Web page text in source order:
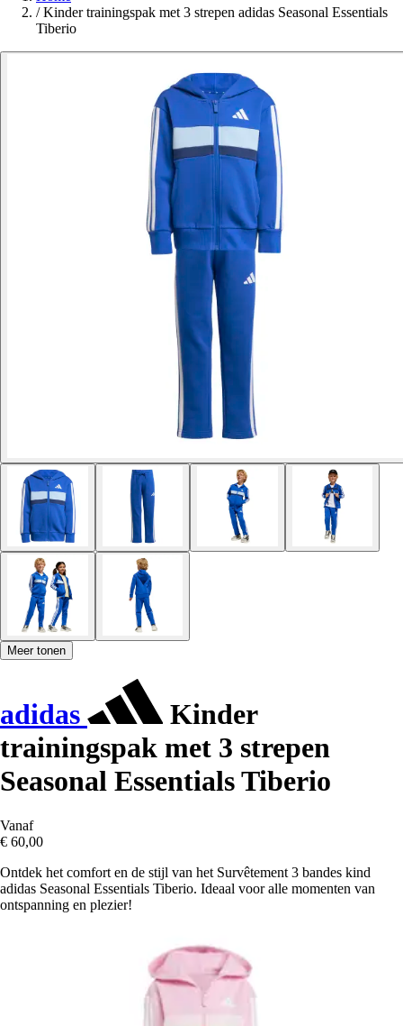
/ Kinder trainingspak met 3 strepen adidas Seasonal Essentials
Tiberio
Meer tonen
adidas
Kinder
trainingspak met 3 strepen
Seasonal Essentials Tiberio
Vanaf
€ 60,00
Ontdek het comfort en de stijl van het Survêtement 3 bandes kind
adidas Seasonal Essentials Tiberio. Ideaal voor alle momenten van
ontspanning en plezier!